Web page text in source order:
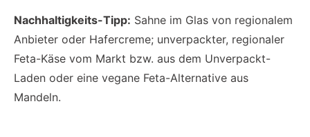
Nachhaltigkeits-Tipp: Sahne im Glas von regionalem
Anbieter oder Hafercreme; unverpackter, regionaler
Feta-Käse vom Markt bzw. aus dem Unverpackt-
Laden oder eine vegane Feta-Alternative aus
Mandeln.